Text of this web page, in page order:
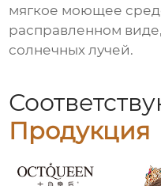
мягкое моющее
расправленном
солнечных лучей.
Продукция